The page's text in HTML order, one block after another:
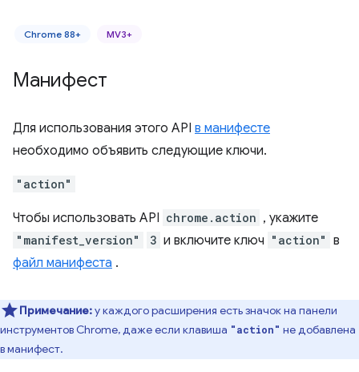
Chrome 88+ MV3+
Манифест
Для использования этого API в манифесте
необходимо объявить следующие ключи.
"action"
Чтобы использовать API chrome.action , укажите
"manifest_version" 3 и включите ключ "action" в
файл манифеста .
Примечание:у каждого расширения есть значок на панели
инструментов Chrome, даже если клавиша "action" не добавлена
в манифест.